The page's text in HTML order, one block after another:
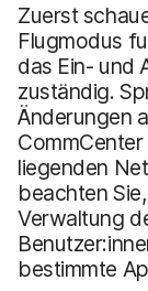
Zuerst
Flugmodus
das Ein- und
zuständig.
Änderungen
liegenden
beachten
Verwaltung
bestimmte